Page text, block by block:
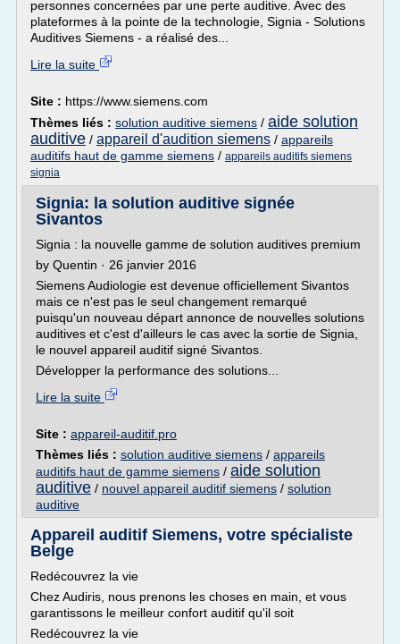
personnes concernées par une perte auditive. Avec des
plateformes à la pointe de la technologie, Signia - Solutions
Auditives Siemens - a réalisé des...
Lire la suite
Site : https://www.siemens.com
Thèmes liés : solution auditive siemens / aide solution
auditive / appareil d'audition siemens / appareils
auditifs haut de gamme siemens / appareils auditifs siemens
signia
Signia: la solution auditive signée
Sivantos
Signia : la nouvelle gamme de solution auditives premium
by Quentin · 26 janvier 2016
Siemens Audiologie est devenue officiellement Sivantos
mais ce n'est pas le seul changement remarqué
puisqu'un nouveau départ annonce de nouvelles solutions
auditives et c'est d'ailleurs le cas avec la sortie de Signia,
le nouvel appareil auditif signé Sivantos.
Développer la performance des solutions...
Lire la suite
Site : appareil-auditif.pro
Thèmes liés : solution auditive siemens / appareils
auditifs haut de gamme siemens / aide solution
auditive / nouvel appareil auditif siemens / solution
auditive
Appareil auditif Siemens, votre spécialiste
Belge
Redécouvrez la vie
Chez Audiris, nous prenons les choses en main, et vous
garantissons le meilleur confort auditif qu'il soit
Redécouvrez la vie